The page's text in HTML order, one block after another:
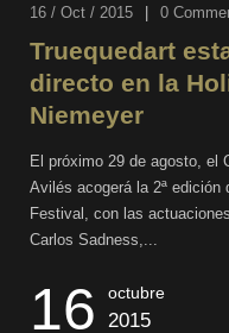
16 / Oct / 2015 0
Truequedart
directo en la
Niemeyer
El próximo 29 de agosto, el
Avilés acogerá la 2ª edición
Festival, con las
Carlos Sadness,...
16 octubre
2015